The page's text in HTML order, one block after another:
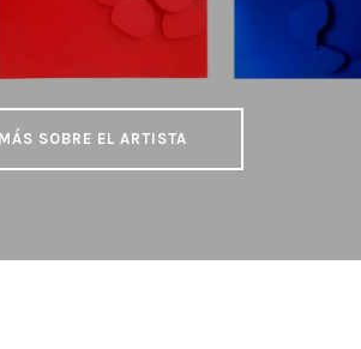
MÁS SOBRE EL ARTISTA